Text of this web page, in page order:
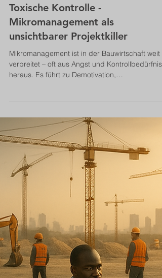
24. Mai 2025
15 Min. Lesezeit
Kommunikation
unsichtbarer Projektkiller
Mikromanagement ist in der Bauwirtschaft weit
verbreitet – oft aus Angst und Kontrollbedürfnis
heraus. Es führt zu Demotivation,
Innovationsverlust und Projektverzögerungen.
Der Beitrag beleuchtet Ursachen,
Effekte und Lösungsansätze für eine moderne
Führungskultur auf Basis von Vertrauen und
Verantwortung.